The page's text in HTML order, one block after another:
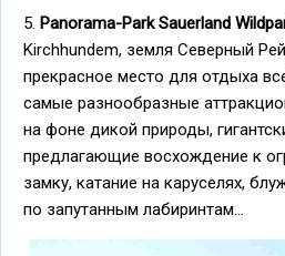
5. Panorama-Park Sauerland
Kirchhundem, земля Северный
прекрасное место для отдыха
самые разнообразные
на фоне дикой природы,
предлагающие восхождение к
замку, катание на каруселях,
по запутанным лабиринтам...